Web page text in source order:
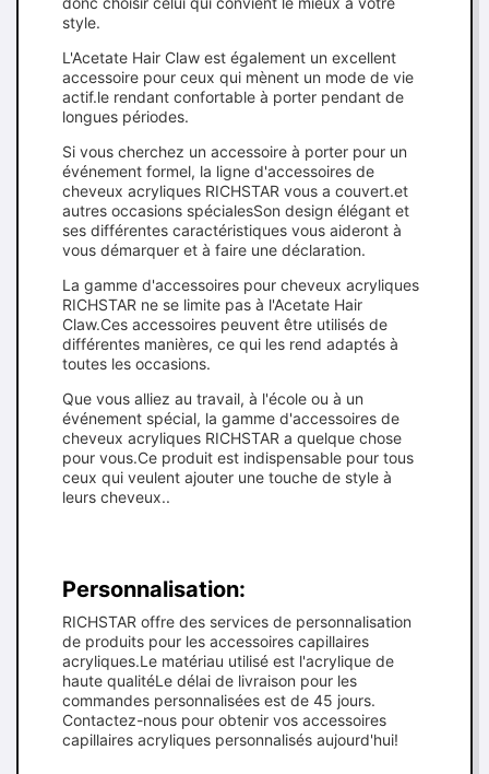
style.
L'Acetate Hair Claw est également un excellent
accessoire pour ceux qui mènent un mode de vie
actif.le rendant confortable à porter pendant de
longues périodes.
Si vous cherchez un accessoire à porter pour un
événement formel, la ligne d'accessoires de
cheveux acryliques RICHSTAR vous a couvert.et
autres occasions spécialesSon design élégant et
ses différentes caractéristiques vous aideront à
vous démarquer et à faire une déclaration.
La gamme d'accessoires pour cheveux acryliques
RICHSTAR ne se limite pas à l'Acetate Hair
Claw.Ces accessoires peuvent être utilisés de
différentes manières, ce qui les rend adaptés à
toutes les occasions.
Que vous alliez au travail, à l'école ou à un
événement spécial, la gamme d'accessoires de
cheveux acryliques RICHSTAR a quelque chose
pour vous.Ce produit est indispensable pour tous
ceux qui veulent ajouter une touche de style à
leurs cheveux..
Personnalisation:
RICHSTAR offre des services de personnalisation
de produits pour les accessoires capillaires
acryliques.Le matériau utilisé est l'acrylique de
haute qualitéLe délai de livraison pour les
commandes personnalisées est de 45 jours.
Contactez-nous pour obtenir vos accessoires
capillaires acryliques personnalisés aujourd'hui!